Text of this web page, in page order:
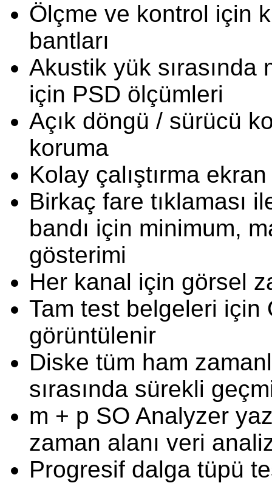
Ölçme ve kontrol için
bantları
Akustik yük
için PSD ölçümleri
Açık döngü / sürücü
koruma
Kolay çalıştırma ekran
Birkaç fare tıklaması
bandı için minimum,
gösterimi
Her kanal için görsel
Tam test belgeleri için
görüntülenir
Diske tüm ham
sırasında sürekli
m + p SO Analyzer
zaman alanı veri
Progresif dalga tüpü